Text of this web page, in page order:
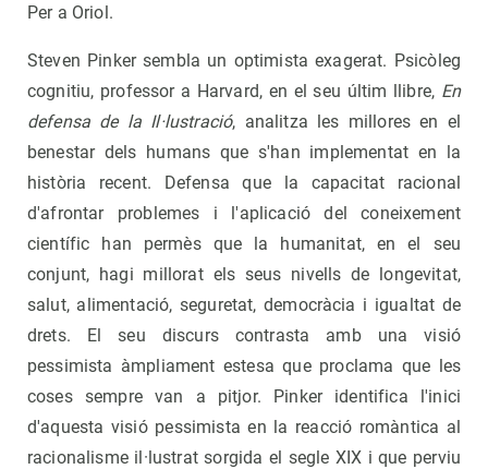
Per a Oriol.
Steven Pinker sembla un optimista exagerat. Psicòleg
cognitiu, professor a Harvard, en el seu últim llibre, En
defensa de la Il·lustració, analitza les millores en el
benestar dels humans que s'han implementat en la
història recent. Defensa que la capacitat racional
d'afrontar problemes i l'aplicació del coneixement
científic han permès que la humanitat, en el seu
conjunt, hagi millorat els seus nivells de longevitat,
salut, alimentació, seguretat, democràcia i igualtat de
drets. El seu discurs contrasta amb una visió
pessimista àmpliament estesa que proclama que les
coses sempre van a pitjor. Pinker identifica l'inici
d'aquesta visió pessimista en la reacció romàntica al
racionalisme il·lustrat sorgida el segle XIX i que perviu